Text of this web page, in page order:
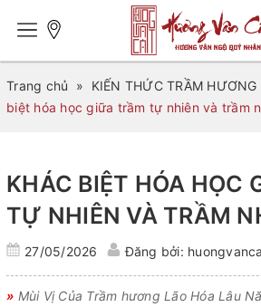
Trang chủ » KIẾN THỨC TRẦM HƯƠNG
biệt hóa học giữa trầm tự nhiên và trầm
KHÁC BIỆT HÓA HỌC
TỰ NHIÊN VÀ TRẦM
27/05/2026 Đăng bởi:
» Mùi Vị Của Trầm hương Lão Hóa Lâu